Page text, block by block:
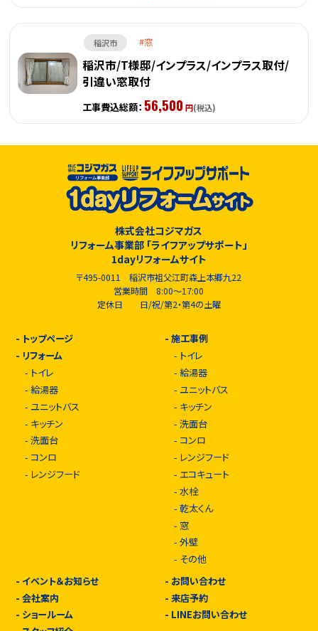
稲沢市 窓
稲沢市/T様邸/インプラス/インプラス取付/
引違い窓取付
工事費込総額： 56,500 円(税込)
株式会社コジマガス
リフォーム事業部 「ライフアップサポート」
1dayリフォームサイト
〒495-0011 稲沢市祖父江町森上本郷九22
営業時間 8:00～17:00
定休日 日/祝/第2・第4の土曜
- トップページ
- リフォーム
- トイレ
- 給湯器
- ユニットバス
- キッチン
- 洗面台
- コンロ
- レンジフード
-施工事例
- トイレ
-給湯器
- ユニットバス
- キッチン
-洗面台
- コンロ
- レンジフード
- エコキュート
-水栓
-乾太くん
- 窓
-外壁
- その他
- イベント＆お知らせ
- 会社案内
- ショールーム
- お問い合わせ
- 来店予約
- LINEお問い合わせ